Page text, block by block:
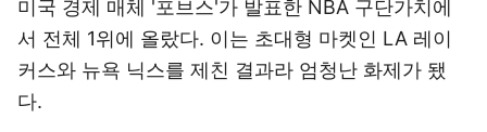
미국 경제 매체 '포브스'가 발표한 NBA 구단가치에
서 전체 1위에 올랐다. 이는 초대형 마켓인 LA 레이
커스와 뉴욕 닉스를 제친 결과라 엄청난 화제가 됐
다.